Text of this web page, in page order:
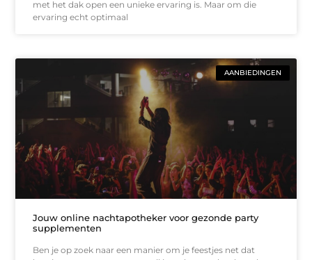
met het dak open een unieke ervaring is. Maar om die
ervaring echt optimaal
AANBIEDINGEN
Jouw online nachtapotheker voor gezonde party
supplementen
Ben je op zoek naar een manier om je feestjes net dat